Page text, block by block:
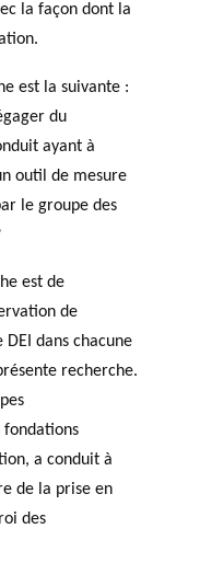
la façon dont la
est la suivante :
du
ayant à
outil de mesure
le groupe des
est de
de
DEI dans chacune
recherche.
fondations
a conduit à
de la prise en
des